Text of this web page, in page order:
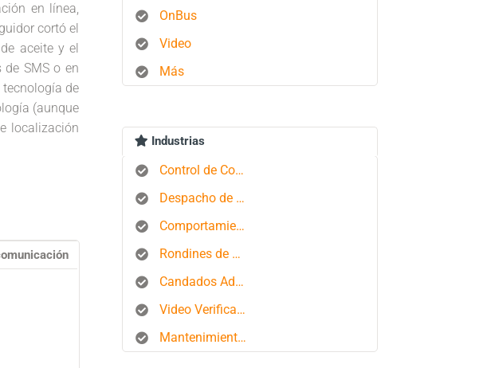
en línea,
cortó el
aceite y el
SMS o en
tecnología de
(aunque
localización
OnBus
Video
Más
Industrias
Control de Combustible
Despacho de Autobuses
Comportamiento del conductor
Rondines de Seguridad
Candados Aduaneros
Video Verificación
Mantenimiento de Flotas